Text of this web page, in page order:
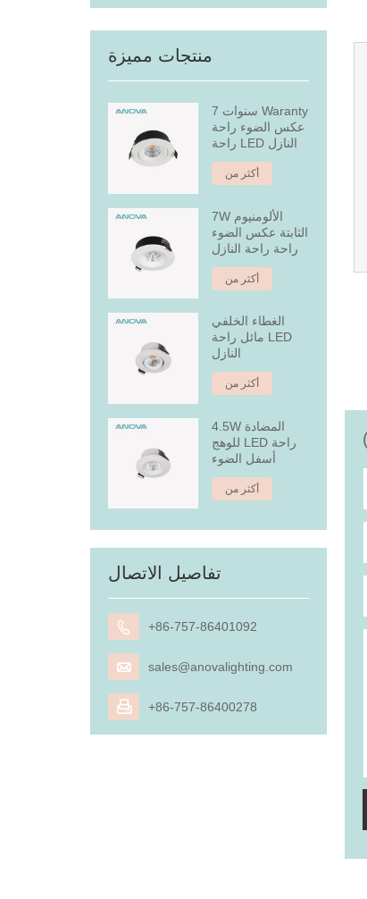
منتجات مميزة
7 سنوات Waranty
عكس الضوء راحة
راحة LED النازل
أكثر من
7W الألومنيوم
الثابتة عكس الضوء
راحة راحة النازل
أكثر من
الغطاء الخلفي
مائل راحة LED
النازل
أكثر من
4.5W المضادة
للوهج LED راحة
أسفل الضوء
أكثر من
تفاصيل الاتصال
 +86-757-86401092
 sales@anovalighting.com
 +86-757-86400278